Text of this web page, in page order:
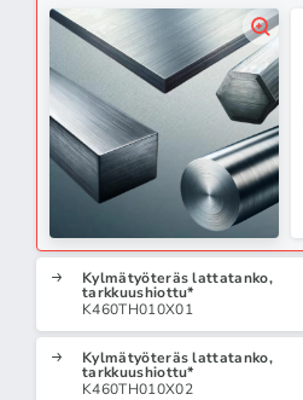
Kylmätyöteräs lattatanko,
tarkkuushiottu*
K460TH010X01
Kylmätyöteräs lattatanko,
tarkkuushiottu*
K460TH010X02